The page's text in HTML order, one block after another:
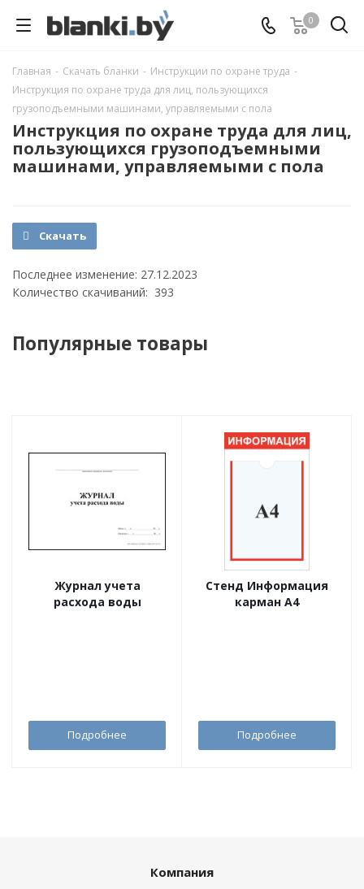
0
Главная - Скачать бланки - Инструкции по охране труда -
Инструкция по охране труда для лиц, пользующихся
грузоподъемными машинами, управляемыми с пола
Инструкция по охране труда для лиц,
пользующихся грузоподъемными
машинами, управляемыми с пола
Скачать
Последнее изменение: 27.12.2023
Количество скачиваний: 393
Популярные товары
Журнал учета
расхода воды
Подробнее
Стенд Информация
карман А4
Подробнее
Компания